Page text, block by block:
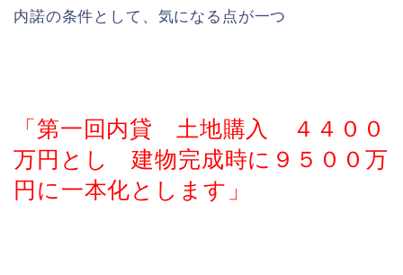
内諾の条件として、気になる点が一つ
「第一回内貸 土地購入 ４４００
万円とし 建物完成時に９５００万
円に一本化とします」